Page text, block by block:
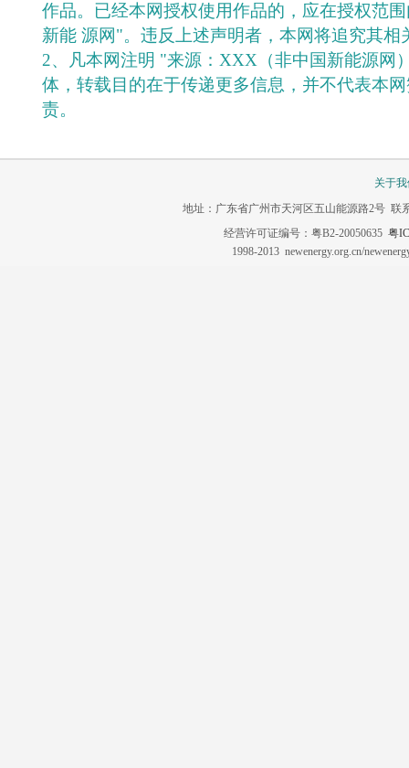
作品。已经本网授权使用作品的，应在授权范
新能 源网"。违反上述声明者，本网将追究其相
2、凡本网注明 "来源：XXX（非中国新能源网
体，转载目的在于传递更多信息，并不代表本
责。
关于
地址：广东省广州市天河区五山能源路2号 联
经营许可证编号：粤B2-20050635 粤
1998-2013 newenergy.org.cn/